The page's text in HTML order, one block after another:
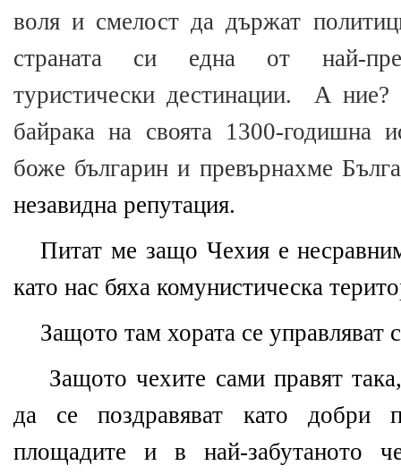
воля и смелост да държат
страната си една от най-
туристически дестинации.
А ние?
байрака на своята 1300-годишна
боже българин и превърнахме
незавидна репутация.
Питат ме защо Чехия е
като нас бяха комунистическа
Защото там хората се управляват
Защото чехите сами правят
да се поздравяват като добри
площадите и в най-забутаното